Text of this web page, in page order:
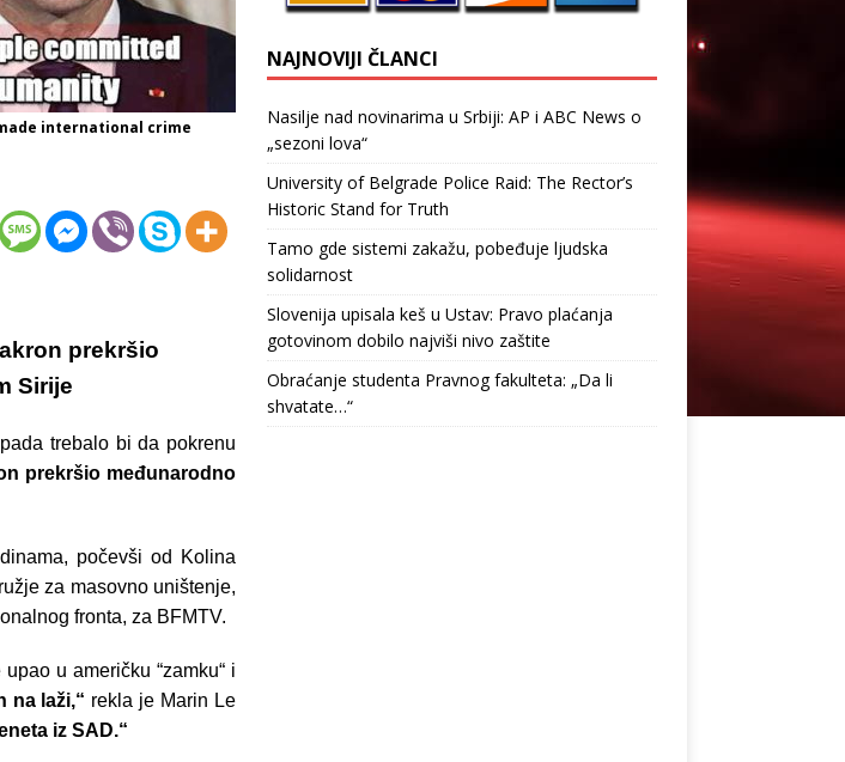
international crime
prekršio
Sirije
trebalo bi da pokrenu
prekršio međunarodno
počevši od Kolina
za masovno uništenje,
fronta, za BFMTV.
u američku “zamku“ i
na laži,“ rekla je Marin Le
iz SAD.“
NAJNOVIJI ČLANCI
Nasilje nad novinarima u Srbiji: AP i ABC News o
„sezoni lova“
University of Belgrade Police Raid: The Rector’s
Historic Stand for Truth
Tamo gde sistemi zakažu, pobeđuje ljudska
solidarnost
Slovenija upisala keš u Ustav: Pravo plaćanja
gotovinom dobilo najviši nivo zaštite
Obraćanje studenta Pravnog fakulteta: „Da li
shvatate…“